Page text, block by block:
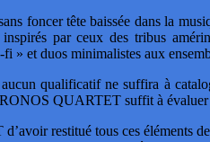
foncer tête baissée dans la
inspirés par ceux des tribus
» et duos minimalistes aux
qualificatif ne suffira à
QUARTET suffit à évaluer
restitué tous ces éléments